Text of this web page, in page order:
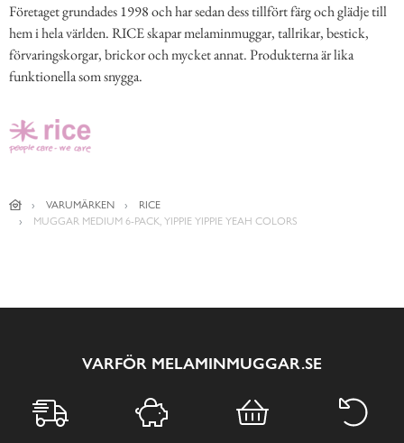
Företaget grundades 1998 och har sedan dess tillfört färg och glädje till
hem i hela världen. RICE skapar melaminmuggar, tallrikar, bestick,
förvaringskorgar, brickor och mycket annat. Produkterna är lika
funktionella som snygga.
VARUMÄRKEN
RICE
MUGGAR MEDIUM 6-PACK, YIPPIE YIPPIE YEAH COLORS
VARFÖR MELAMINMUGGAR.SE